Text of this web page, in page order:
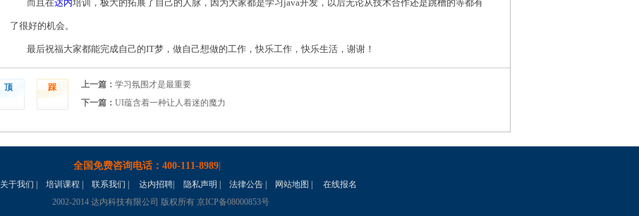
而且在达内培训，极大的拓展了自己的人脉，因为大家都是学习java开发，以后无论从技术合作还是跳槽的等都有
了很好的机会。
最后祝福大家都能完成自己的IT梦，做自己想做的工作，快乐工作，快乐生活，谢谢！
顶 踩 上一篇： 学习氛围才是最重要
下一篇： UI蕴含着一种让人着迷的魔力
全国免费咨询电话： 400-111-8989
关于我们 培训课程 联系我们 达内招聘| 隐私声明 | 法律公告 网站地图
在线报名
2002-2014 达内科技有限公司 版权所有 京ICP备08000853号